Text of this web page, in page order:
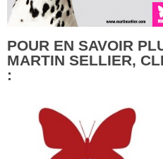
POUR EN SAVOIR
MARTIN SELLIER,
: